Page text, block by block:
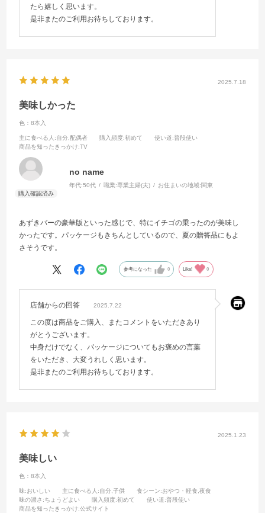
たら嬉しく思います。
是非またのご利用お待ちしております。
2025.7.18
美味しかった
色：8本入
主に食べる人 :自分,配偶者 購入頻度:初めて 使い道:普段使い
商品を知ったきっかけ:TV
no name
年代:50代 職業:専業主婦(夫) お住まいの地域:関東
あずきバーの豪華版といった感じで、特にイチゴの乗ったのが美味し
かったです。パッケージもきちんとしているので、夏の贈答品にもよ
さそうです。
参考になった 0 Like! 0
店舗からの回答 2025.7.22
この度は商品をご購入、またコメントをいただきあり
がとうございます。
中身だけでなく、パッケージについてもお褒めの言葉
をいただき、大変うれしく思います。
是非またのご利用お待ちしております。
2025.1.23
美味しい
色：8本入
味:おいしい 主に食べる人 :自分,子供 食シーン:おやつ・軽食,夜食
味の濃さ :ちょうどよい 購入頻度:初めて 使い道:普段使い
商品を知ったきっかけ:公式サイト